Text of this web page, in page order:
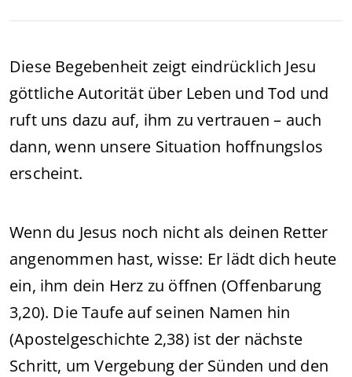
Diese Begebenheit zeigt eindrücklich Jesu
göttliche Autorität über Leben und Tod und
ruft uns dazu auf, ihm zu vertrauen – auch
dann, wenn unsere Situation hoffnungslos
erscheint.
Wenn du Jesus noch nicht als deinen Retter
angenommen hast, wisse: Er lädt dich heute
ein, ihm dein Herz zu öffnen (Offenbarung
3,20). Die Taufe auf seinen Namen hin
(Apostelgeschichte 2,38) ist der nächste
Schritt, um Vergebung der Sünden und den